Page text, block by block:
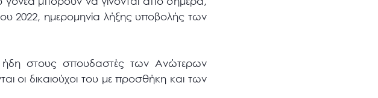
2022, ημερομηνία λήξης υποβολής των
ήδη στους σπουδαστές των Ανώτερων
οι δικαιούχοι του με προσθήκη και των